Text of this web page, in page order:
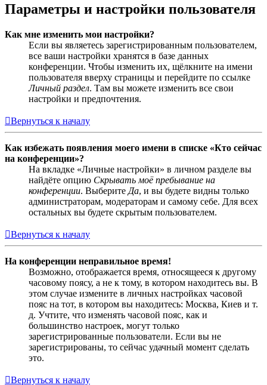
Параметры и настройки пользователя
Как мне изменить мои настройки?
Если вы являетесь зарегистрированным пользователем,
все ваши настройки хранятся в базе данных
конференции. Чтобы изменить их, щёлкните на имени
пользователя вверху страницы и перейдите по ссылке
Личный раздел. Там вы можете изменить все свои
настройки и предпочтения.
Вернуться к началу
Как избежать появления моего имени в списке «Кто сейчас
на конференции»?
На вкладке «Личные настройки» в личном разделе вы
найдёте опцию Скрывать моё пребывание на
конференции. Выберите Да, и вы будете видны только
администраторам, модераторам и самому себе. Для всех
остальных вы будете скрытым пользователем.
Вернуться к началу
На конференции неправильное время!
Возможно, отображается время, относящееся к другому
часовому поясу, а не к тому, в котором находитесь вы. В
этом случае измените в личных настройках часовой
пояс на тот, в котором вы находитесь: Москва, Киев и т.
д. Учтите, что изменять часовой пояс, как и
большинство настроек, могут только
зарегистрированные пользователи. Если вы не
зарегистрированы, то сейчас удачный момент сделать
это.
Вернуться к началу